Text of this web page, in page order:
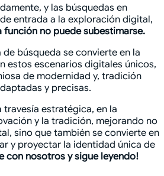
y las búsquedas en
entrada a la exploración digital,
no puede subestimarse.
búsqueda se convierte en la
estos escenarios digitales únicos,
de modernidad y, tradición
y precisas.
travesía estratégica, en la
y la tradición, mejorando no
sino que también se convierte en
y proyectar la identidad única de
con nosotros y sigue leyendo!